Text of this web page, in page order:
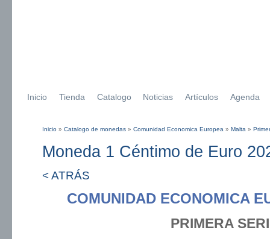
Inicio Tienda Catalogo Noticias Artículos Agenda
Inicio » Catalogo de monedas » Comunidad Economica Europea » Malta »
Moneda 1 Céntimo de Euro
< ATRÁS
COMUNIDAD ECONOMICA
PRIMERA